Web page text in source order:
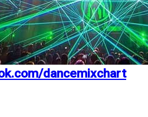
dancemixchart